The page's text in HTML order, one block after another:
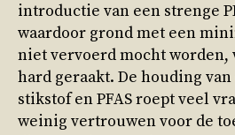
introductie van een strenge
waardoor grond met een
niet vervoerd mocht worden,
hard geraakt. De houding
stikstof en PFAS roept veel
weinig vertrouwen voor de